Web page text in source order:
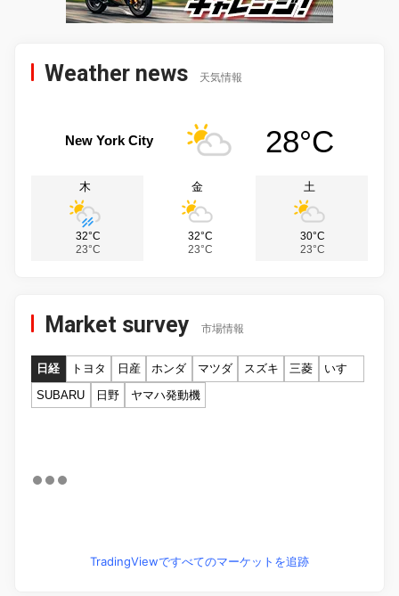
Weather news 天気情報
New York City 28°C
木
32°C
23°C
金
32°C
23°C
土
30°C
23°C
Market survey 市場情報
日経 トヨタ 日産 ホンダ マツダ スズキ 三菱
いすゞ
SUBARU
日野 ヤマハ発動機
TradingViewですべてのマーケットを追跡